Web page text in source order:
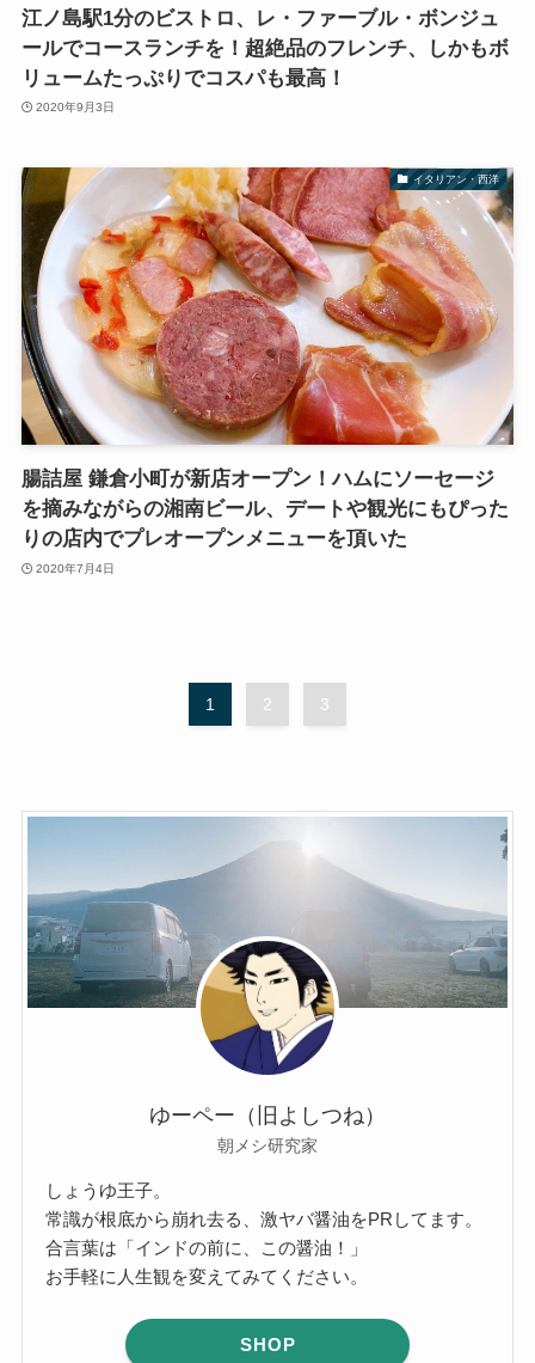
江ノ島駅1分のビストロ、レ・ファーブル・ボンジュ
ールでコースランチを！超絶品のフレンチ、しかもボ
リュームたっぷりでコスパも最高！
2020年9月3日
イタリアン・西洋
腸詰屋 鎌倉小町が新店オープン！ハムにソーセージ
を摘みながらの湘南ビール、デートや観光にもぴった
りの店内でプレオープンメニューを頂いた
2020年7月4日
1 2 3
ゆーペー（旧よしつね）
朝メシ研究家
しょうゆ王子。
常識が根底から崩れ去る、激ヤバ醤油をPRしてます。
合言葉は「インドの前に、この醤油！」
お手軽に人生観を変えてみてください。
SHOP